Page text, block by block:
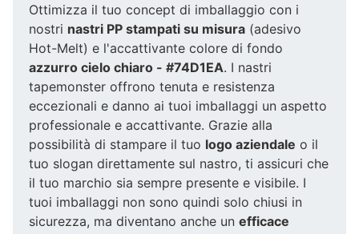
Ottimizza il tuo concept di imballaggio con i
nostri nastri PP stampati su misura (adesivo
Hot-Melt) e l'accattivante colore di fondo
azzurro cielo chiaro - #74D1EA. I nastri
tapemonster offrono tenuta e resistenza
eccezionali e danno ai tuoi imballaggi un aspetto
professionale e accattivante. Grazie alla
possibilità di stampare il tuo logo aziendale o il
tuo slogan direttamente sul nastro, ti assicuri che
il tuo marchio sia sempre presente e visibile. I
tuoi imballaggi non sono quindi solo chiusi in
sicurezza, ma diventano anche un efficace